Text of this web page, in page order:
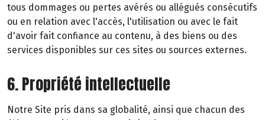
tous dommages ou pertes avérés ou allégués consécutifs
ou en relation avec l'accès, l'utilisation ou avec le fait
d'avoir fait confiance au contenu, à des biens ou des
services disponibles sur ces sites ou sources externes.
6. Propriété intellectuelle
Notre Site pris dans sa globalité, ainsi que chacun des